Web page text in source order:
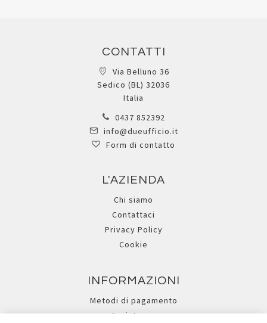
CONTATTI
Via Belluno 36
Sedico (BL) 32036
Italia
0437 852392
info@dueufficio.it
Form di contatto
L'AZIENDA
Chi siamo
Contattaci
Privacy Policy
Cookie
INFORMAZIONI
Metodi di pagamento
Assistenza